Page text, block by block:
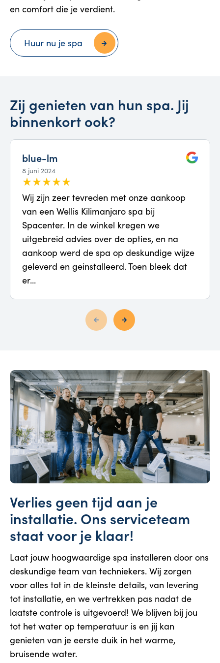
en comfort die je verdient.
Huur nu je spa
Zij genieten van hun spa. Jij
binnenkort ook?
blue-lm
8 juni 2024
Wij zijn zeer tevreden met onze aankoop
van een Wellis Kilimanjaro spa bij
Spacenter. In de winkel kregen we
uitgebreid advies over de opties, en na
aankoop werd de spa op deskundige wijze
geleverd en geinstalleerd. Toen bleek dat
er...
Verlies geen tijd aan je
installatie. Ons serviceteam
staat voor je klaar!
Laat jouw hoogwaardige spa installeren door ons
deskundige team van techniekers. Wij zorgen
voor alles tot in de kleinste details, van levering
tot installatie, en we vertrekken pas nadat de
laatste controle is uitgevoerd! We blijven bij jou
tot het water op temperatuur is en jij kan
genieten van je eerste duik in het warme,
bruisende water.